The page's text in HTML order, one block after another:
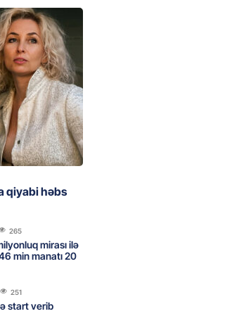
qiyabi həbs
106
383
qırmızı
145
vəzifəli
qiyabi həbs
265
mirası ilə
min manatı 20
251
start verib